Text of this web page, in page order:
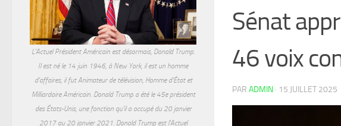
Sénat
46 voix
PAR ADMIN · 15 JUILLET 2025
L'Actuel Président Américain est désormais, Donald Trump.
Il est né le 14 juin 1946, à New York, il est un homme
d'affaires, il fut Animateur de télévision, Homme d'État et
Milliardaire Américain. Donald Trump a été le 45e président
des États-Unis, une fonction qu'il a occupé du 20 janvier
2017 au 20 janvier 2021. Donald Trump est l'Actuel